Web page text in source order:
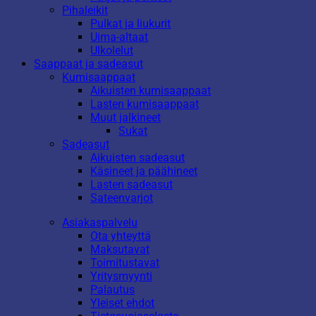
Pihaleikit
Pulkat ja liukurit
Uima-altaat
Ulkolelut
Saappaat ja sadeasut
Kumisaappaat
Aikuisten kumisaappaat
Lasten kumisaappaat
Muut jalkineet
Sukat
Sadeasut
Aikuisten sadeasut
Käsineet ja päähineet
Lasten sadeasut
Sateenvarjot
Asiakaspalvelu
Ota yhteyttä
Maksutavat
Toimitustavat
Yritysmyynti
Palautus
Yleiset ehdot